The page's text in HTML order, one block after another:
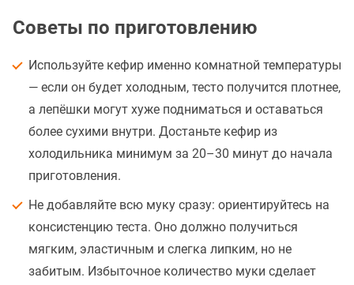
Советы по приготовлению
Используйте кефир именно комнатной температуры
— если он будет холодным, тесто получится плотнее,
а лепёшки могут хуже подниматься и оставаться
более сухими внутри. Достаньте кефир из
холодильника минимум за 20–30 минут до начала
приготовления.
Не добавляйте всю муку сразу: ориентируйтесь на
консистенцию теста. Оно должно получиться
мягким, эластичным и слегка липким, но не
забитым. Избыточное количество муки сделает